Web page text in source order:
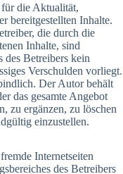
die Aktualität,
bereitgestellten Inhalte.
die durch die
Inhalte, sind
des Betreibers kein
Verschulden vorliegt.
Der Autor behält
das gesamte Angebot
zu ergänzen, zu löschen
einzustellen.
Internetseiten
des Betreibers